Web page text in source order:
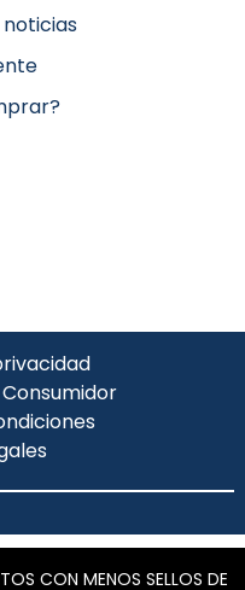
CON MENOS SELLOS DE